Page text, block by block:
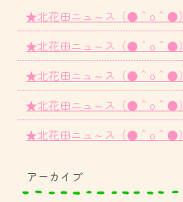
★北花田ニュ～ス（●＾o＾●）
★北花田ニュ～ス（●＾o＾●）
★北花田ニュ～ス（●＾o＾●）
★北花田ニュ～ス（●＾o＾●）
★北花田ニュ～ス（●＾o＾●）
アーカイブ